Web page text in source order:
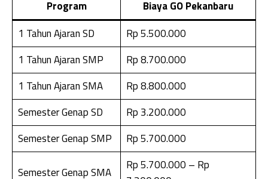
Program
Biaya GO Pekanbaru
1 Tahun Ajaran SD
Rp 5.500.000
1 Tahun Ajaran SMP
Rp 8.700.000
1 Tahun Ajaran SMA
Rp 8.800.000
Semester Genap SD
Rp 3.200.000
Semester Genap SMP
Rp 5.700.000
Semester Genap SMA
Rp 5.700.000 – Rp